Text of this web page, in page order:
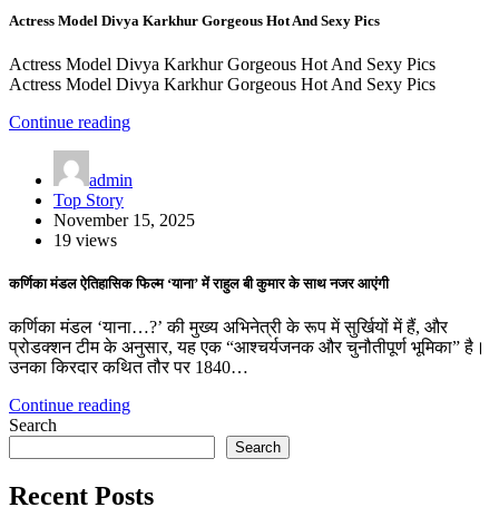
Actress Model Divya Karkhur Gorgeous Hot And Sexy Pics
Actress Model Divya Karkhur Gorgeous Hot And Sexy Pics
Actress Model Divya Karkhur Gorgeous Hot And Sexy Pics
Continue reading
admin
Top Story
November 15, 2025
19 views
कर्णिका मंडल ऐतिहासिक फिल्म ‘याना’ में राहुल बी कुमार के साथ नजर आएंगी
कर्णिका मंडल ‘याना…?’ की मुख्य अभिनेत्री के रूप में सुर्खियों में हैं, और
प्रोडक्शन टीम के अनुसार, यह एक “आश्चर्यजनक और चुनौतीपूर्ण भूमिका” है।
उनका किरदार कथित तौर पर 1840…
Continue reading
Search
Search
Recent Posts